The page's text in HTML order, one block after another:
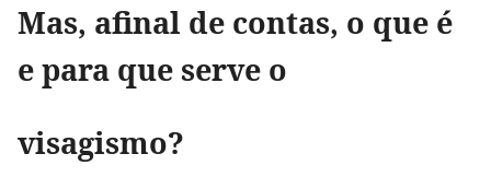
Mas, afinal de contas, o que é
e para que serve o
visagismo?